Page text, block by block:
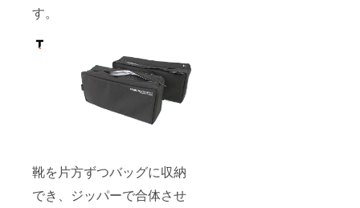
す。
靴を片方ずつバッグに収納
でき、ジッパーで合体させ